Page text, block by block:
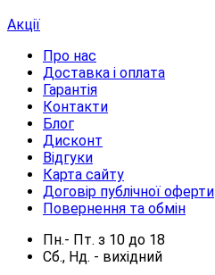
Акції
Про нас
Доставка і оплата
Гарантія
Контакти
Блог
Дисконт
Відгуки
Карта сайту
Договір публічної оферти
Повернення та обмін
Пн.- Пт. з 10 до 18
Сб., Нд. - вихідний